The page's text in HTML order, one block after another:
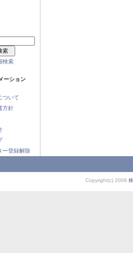
検索
ション
ついて
方針
ー登録解除
Copyright(c) 2008